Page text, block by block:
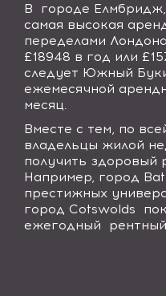
В городе
самая высокая
переделами
£18948 в год или
следует Южный
ежемесячной
месяц.
Вместе с тем, по
владельцы жилой
получить здоровый
Например, город
престижных
город Cotswolds
ежегодный